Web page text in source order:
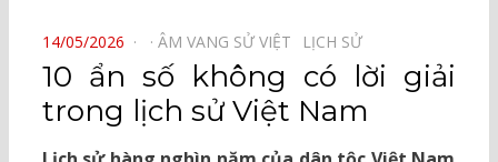
POSTED
ON
14/05/2026 ÂM VANG SỬ VIỆT⠀ LỊCH SỬ⠀
10 ẩn số không có lời giải
trong lịch sử Việt Nam